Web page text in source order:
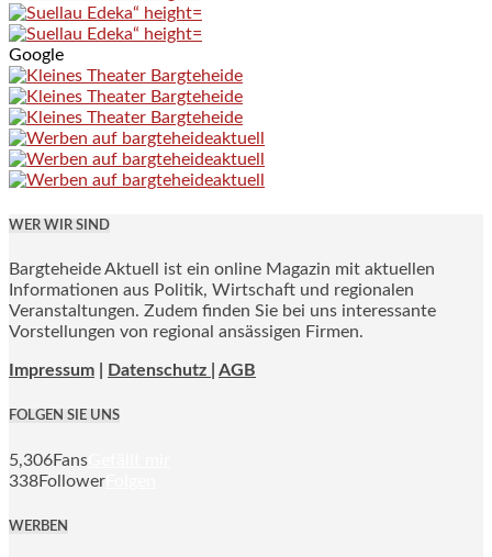
Google
WER WIR SIND
Bargteheide Aktuell ist ein online Magazin mit aktuellen
Informationen aus Politik, Wirtschaft und regionalen
Veranstaltungen. Zudem finden Sie bei uns interessante
Vorstellungen von regional ansässigen Firmen.
Impressum Datenschutz | AGB
FOLGEN SIE UNS
5,306Fans
338Follower
WERBEN